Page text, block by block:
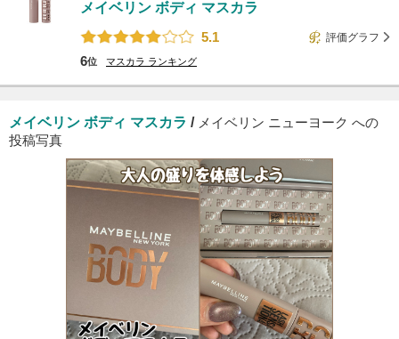
メイベリン ボディ マスカラ
5.1
評価グラフ
6位 マスカラ ランキング
メイベリン ボディ マスカラ / メイベリン ニューヨーク への
投稿写真